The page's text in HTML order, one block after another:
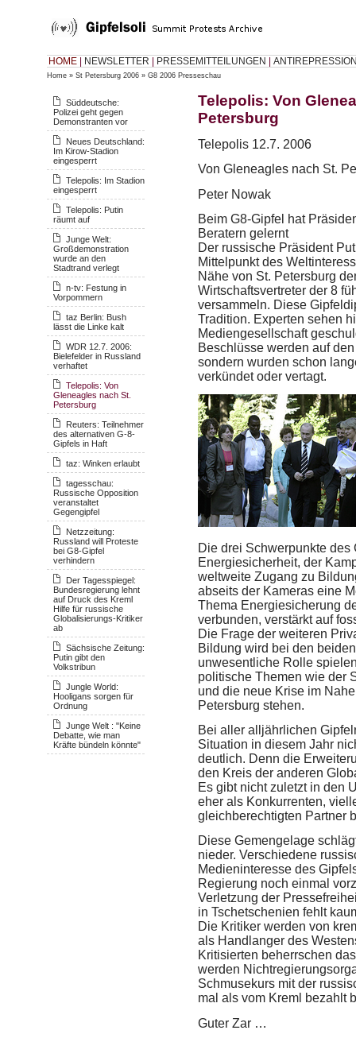
HOME NEWSLETTER PRESSEMITTEILUNGEN
Home » St Petersburg 2006 » G8 2006 Presseschau
Süddeutsche:
Polizei geht gegen
Demonstranten vor
Neues Deutschland:
Im Kirow-Stadion
eingesperrt
Telepolis: Im Stadion
eingesperrt
Telepolis: Putin
räumt auf
Junge Welt:
Großdemonstration
wurde an den
Stadtrand verlegt
n-tv: Festung in
Vorpommern
taz Berlin: Bush
lässt die Linke kalt
WDR 12.7. 2006:
Bielefelder in Russland
verhaftet
Telepolis: Von
Gleneagles nach St.
Petersburg
Reuters: Teilnehmer
des alternativen G-8-
Gipfels in Haft
taz: Winken erlaubt
tagesschau:
Russische Opposition
veranstaltet
Gegengipfel
Netzzeitung:
Russland will Proteste
bei G8-Gipfel
verhindern
Der Tagesspiegel:
Bundesregierung lehnt
auf Druck des Kreml
Hilfe für russische
Globalisierungs-Kritiker
ab
Sächsische Zeitung:
Putin gibt den
Volkstribun
Jungle World:
Hooligans sorgen für
Ordnung
Junge Welt : "Keine
Debatte, wie man
Kräfte bündeln könnte"
Telepolis: Von
Petersburg
Telepolis 12.7. 2006
Von Gleneagles nach St.
Peter Nowak
Beim G8-Gipfel hat
Beratern gelernt
Der russische Präsident
Mittelpunkt des
Nähe von St. Petersburg
Wirtschaftsvertreter der 8
versammeln. Diese
Tradition. Experten sehen
Mediengesellschaft
Beschlüsse werden auf
sondern wurden schon
verkündet oder vertagt.
Die drei Schwerpunkte
Energiesicherheit, der
weltweite Zugang zu
abseits der Kameras eine
Thema Energiesicherung
verbunden, verstärkt auf
Die Frage der weiteren
Bildung wird bei den
unwesentliche Rolle
politische Themen wie der
und die neue Krise im
Petersburg stehen.
Bei aller alljährlichen
Situation in diesem Jahr
deutlich. Denn die
den Kreis der anderen
Es gibt nicht zuletzt in den
eher als Konkurrenten,
gleichberechtigten Partner
Diese Gemengelage
nieder. Verschiedene
Medieninteresse des
Regierung noch einmal
Verletzung der
in Tschetschenien fehlt
Die Kritiker werden von
als Handlanger des
Kritisierten beherrschen
werden
Schmusekurs mit der
mal als vom Kreml bezahlt
Guter Zar …